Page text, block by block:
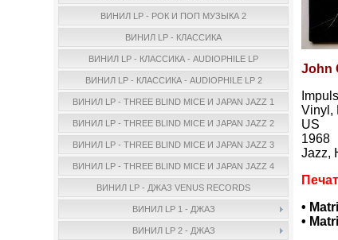
ВИНИЛ LP - РОК И ПОП МУЗЫКА 2
ВИНИЛ LP - КЛАССИКА
ВИНИЛ LP - КЛАССИКА - AUDIOPHILE LP
ВИНИЛ LP - КЛАССИКА - AUDIOPHILE LP 2
ВИНИЛ LP - THREE BLIND MICE И JAPAN JAZZ 1
ВИНИЛ LP - THREE BLIND MICE И JAPAN JAZZ 2
ВИНИЛ LP - THREE BLIND MICE И JAPAN JAZZ 3
ВИНИЛ LP - THREE BLIND MICE И JAPAN JAZZ 4
ВИНИЛ LP - ДЖАЗ VENUS RECORDS
ВИНИЛ LP 1 - ДЖАЗ
ВИНИЛ LP 2 - ДЖАЗ
John
Vinyl,
US
1968
Jazz,
•
•